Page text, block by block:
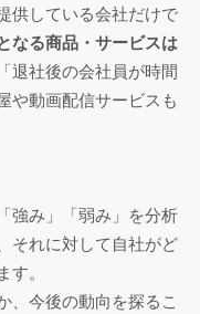
供している会社だけで
なる商品・サービスは
退社後の会社員が時間
や動画配信サービスも
強み」「弱み」を分析
それに対して自社がど
。
、今後の動向を探るこ